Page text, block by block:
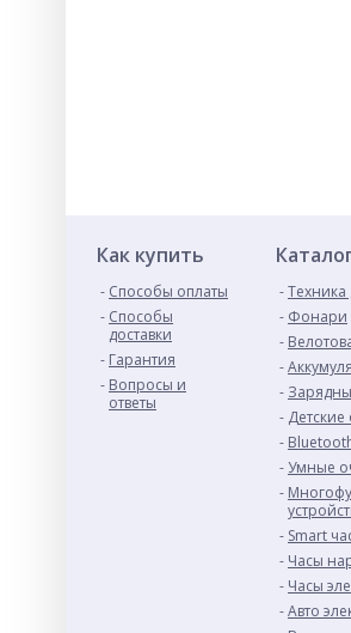
Как купить
Способы оплаты
Способы
доставки
Гарантия
Вопросы и
ответы
Техника
Фонари
Умные
Smart
Часы
Часы
Авто